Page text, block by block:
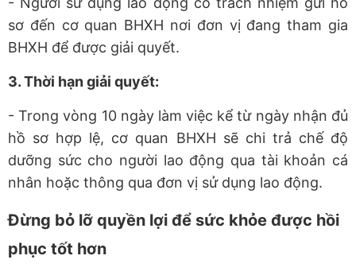
sơ đến cơ quan BHXH nơi đơn vị đang tham gia
BHXH để được giải quyết.
3. Thời hạn giải quyết:
- Trong vòng 10 ngày làm việc kể từ ngày nhận đủ
hồ sơ hợp lệ, cơ quan BHXH sẽ chi trả chế độ
dưỡng sức cho người lao động qua tài khoản cá
nhân hoặc thông qua đơn vị sử dụng lao động.
Đừng bỏ lỡ quyền lợi để sức khỏe được hồi
phục tốt hơn